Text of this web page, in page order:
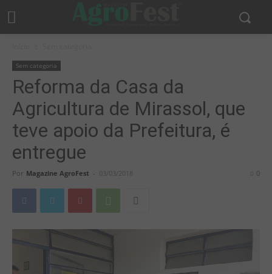
Sem categoria
Reforma da Casa da
Agricultura de Mirassol, que
teve apoio da Prefeitura, é
entregue
Por Magazine AgroFest - 03/03/2018 0